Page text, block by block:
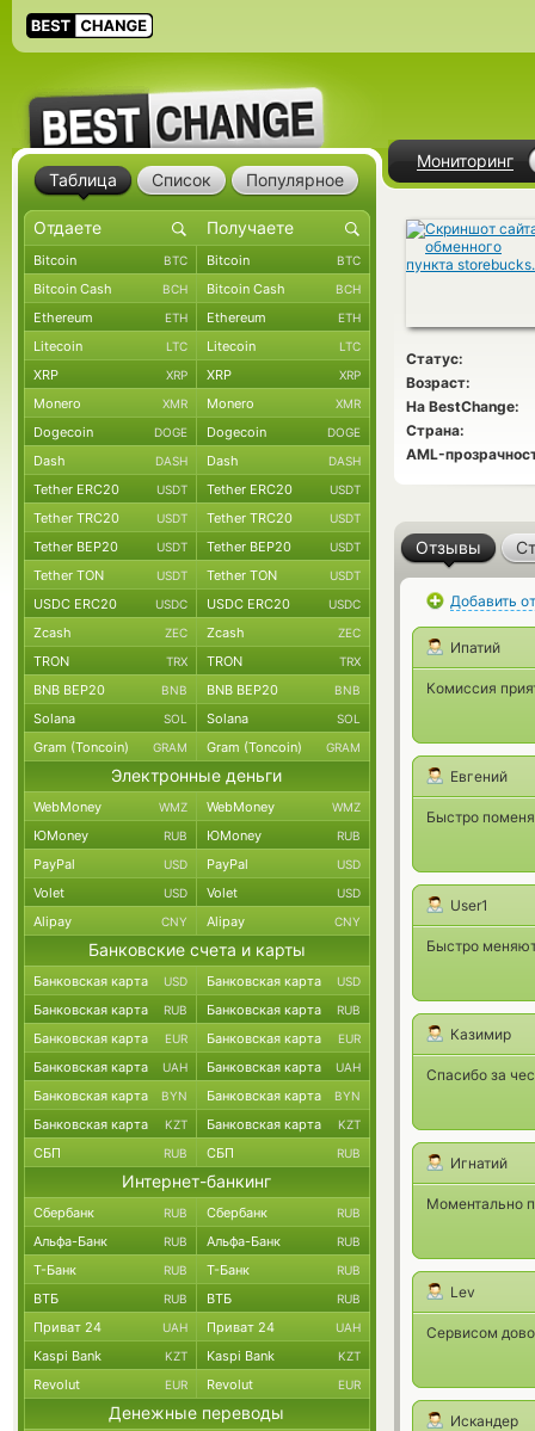
Мониторинг
Статус:
Возраст:
На BestChange:
Страна:
AML-
Отзывы
Добавить
Ипатий
Комиссия
Евгений
Быстро
User1
Быстро
Казимир
Спасибо за
Игнатий
Моментально
Lev
Сервисом
Искандер
Таблица Список Популярное
Bitcoin BTC Bitcoin BTC
Bitcoin Cash BCH Bitcoin Cash BCH
Ethereum ETH Ethereum ETH
Litecoin LTC Litecoin LTC
XRP XRP XRP XRP
Monero XMR Monero XMR
Dogecoin DOGE Dogecoin DOGE
Dash DASH Dash DASH
Tether ERC20 USDT Tether ERC20 USDT
Tether TRC20 USDT Tether TRC20 USDT
Tether BEP20 USDT Tether BEP20 USDT
Tether TON USDT Tether TON USDT
USDC ERC20 USDC USDC ERC20 USDC
Zcash ZEC Zcash ZEC
TRON TRX TRON TRX
BNB BEP20 BNB BNB BEP20 BNB
Solana SOL Solana SOL
Gram (Toncoin) GRAM Gram (Toncoin) GRAM
Электронные деньги
WebMoney WMZ WebMoney WMZ
ЮMoney RUB ЮMoney RUB
PayPal USD PayPal USD
Volet USD Volet USD
Alipay CNY Alipay CNY
Банковские счета и карты
Банковская карта USD Банковская карта USD
Банковская карта RUB Банковская карта RUB
Банковская карта EUR Банковская карта EUR
Банковская карта UAH Банковская карта UAH
Банковская карта BYN Банковская карта BYN
Банковская карта KZT Банковская карта KZT
СБП RUB СБП RUB
Интернет-банкинг
Сбербанк RUB Сбербанк RUB
Альфа-Банк RUB Альфа-Банк RUB
Т-Банк RUB Т-Банк RUB
ВТБ RUB ВТБ RUB
Приват 24 UAH Приват 24 UAH
Kaspi Bank KZT Kaspi Bank KZT
Revolut EUR Revolut EUR
Денежные переводы